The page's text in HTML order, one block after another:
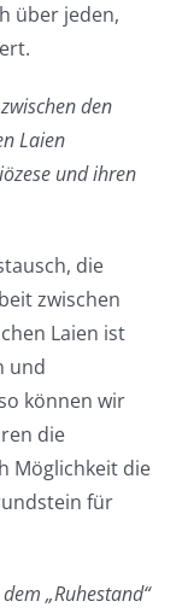
über jeden,
den
Laien
und ihren
die
zwischen
Laien ist
und
können wir
die
Möglichkeit die
für
„Ruhestand“